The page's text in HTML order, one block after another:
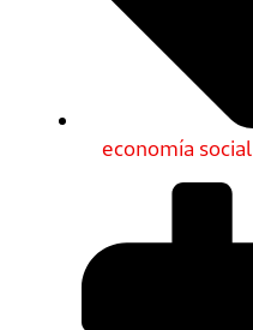
economía social